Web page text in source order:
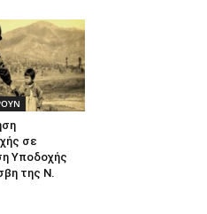
σε
Υποδοχής
της Ν.